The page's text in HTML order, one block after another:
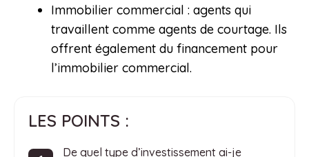
Immobilier commercial : agents qui
travaillent comme agents de courtage. Ils
offrent également du financement pour
l’immobilier commercial.
LES POINTS :
De quel type d’investissement ai-je